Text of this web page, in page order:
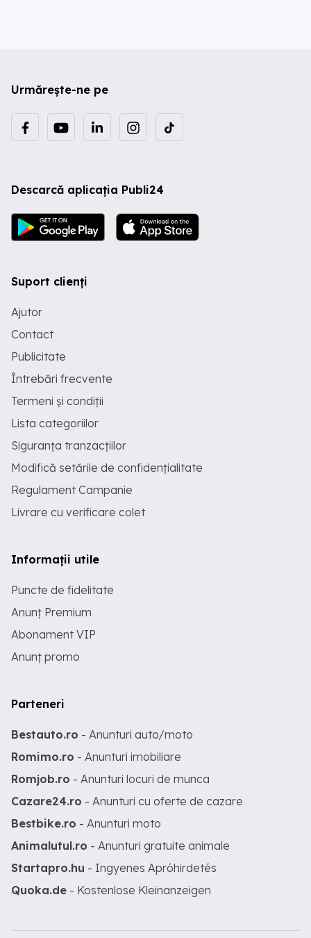
Urmărește-ne pe
Descarcă aplicația Publi24
Suport clienți
Ajutor
Contact
Publicitate
Întrebări frecvente
Termeni și condiții
Lista categoriilor
Siguranța tranzacțiilor
Modifică setările de confidențialitate
Regulament Campanie
Livrare cu verificare colet
Informații utile
Puncte de fidelitate
Anunț Premium
Abonament VIP
Anunț promo
Parteneri
Bestauto.ro - Anunturi auto/moto
Romimo.ro - Anunturi imobiliare
Romjob.ro - Anunturi locuri de munca
Cazare24.ro - Anunturi cu oferte de cazare
Bestbike.ro - Anunturi moto
Animalutul.ro - Anunturi gratuite animale
Startapro.hu - Ingyenes Apróhirdetés
Quoka.de - Kostenlose Kleinanzeigen